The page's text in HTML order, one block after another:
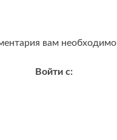
вам необходимо
Войти с: